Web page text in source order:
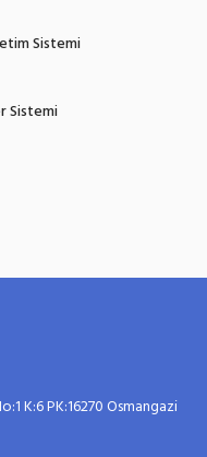
Sistemi
Sistemi
K:6 PK:16270 Osmangazi